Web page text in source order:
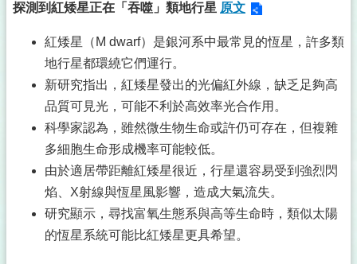
探測到紅矮星正在「吞噬」類地行星 原文
紅矮星（M dwarf）是銀河系中最常見的恆星，許多類
地行星都環繞它們運行。
新研究指出，紅矮星發出的光偏紅外線，缺乏足夠高
品質可見光，可能不利於高效率光合作用。
科學家認為，雖然微生物生命或許仍可存在，但複雜
多細胞生命形成機率可能較低。
由於適居帶距離紅矮星很近，行星還容易受到強烈閃
焰、X射線與恆星風影響，造成大氣流失。
研究顯示，尋找富氧生態系與高等生命時，類似太陽
的恆星系統可能比紅矮星更具希望。